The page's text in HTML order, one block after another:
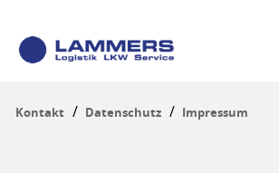
Kontakt Datenschutz Impressum